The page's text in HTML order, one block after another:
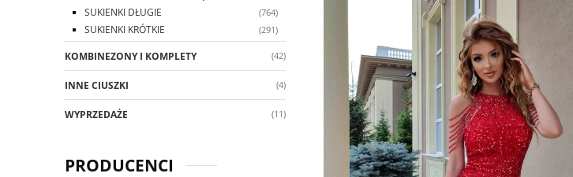
SUKIENKI DŁUGIE (764)
SUKIENKI KRÓTKIE (291)
KOMBINEZONY I KOMPLETY (42)
INNE CIUSZKI (4)
WYPRZEDAŻE (11)
PRODUCENCI